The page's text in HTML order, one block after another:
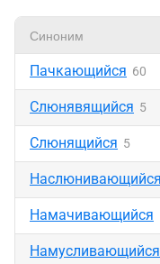
Синоним
Пачкающийся 60
Слюнявящийся 5
Слюнящийся 5
Наслюнивающийся
Намачивающийся
Намусливающийся